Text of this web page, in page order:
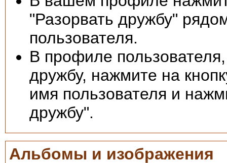
"Разорвать дружбу"
пользователя.
В профиле
дружбу, нажмите на
имя пользователя и
дружбу".
Альбомы и изображения